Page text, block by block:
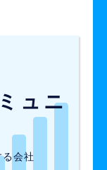
ュニ
会社